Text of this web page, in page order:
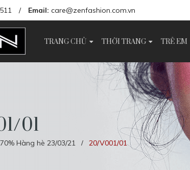
/ Email: care@zenfashion.com.vn
TRANG CHỦ THỜI TRANG TRẺ EM
01
Hàng hè 23/03/21 / 20/V001/01